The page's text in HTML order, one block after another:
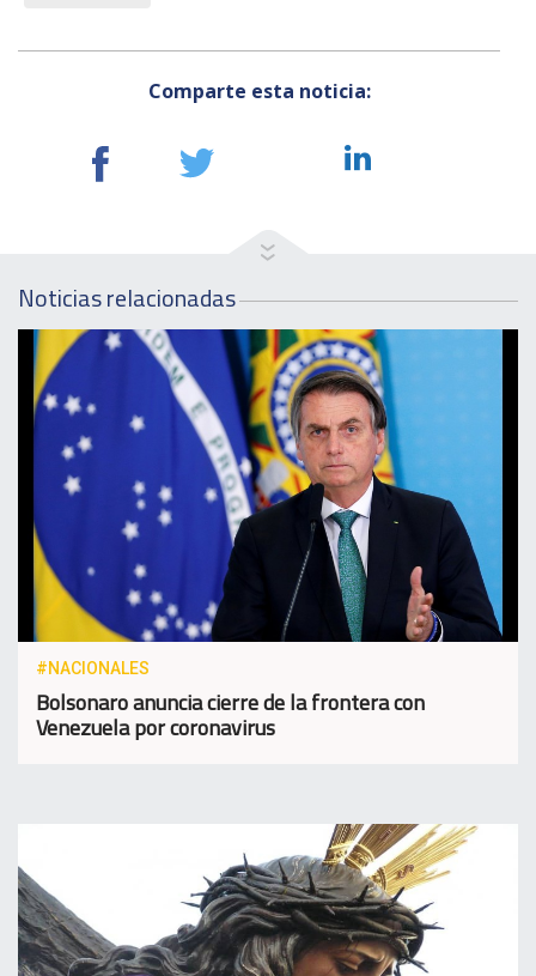
Comparte esta noticia:
Noticias relacionadas
#NACIONALES
Bolsonaro anuncia cierre de la frontera con
Venezuela por coronavirus